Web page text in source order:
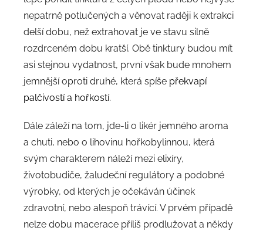
nepatrně potlučených a věnovat raději k extrakci
delší dobu, než extrahovat je ve stavu silně
rozdrceném dobu kratší. Obě tinktury budou mít
asi stejnou vydatnost, první však bude mnohem
jemnější oproti druhé, která spíše překvapí
palčivostí a hořkostí.
Dále záleží na tom, jde-li o likér jemného aroma
a chuti, nebo o lihovinu hořkobylinnou, která
svým charakterem náleží mezi elixíry,
životobudiče, žaludeční regulátory a podobné
výrobky, od kterých je očekáván účinek
zdravotní, nebo alespoň trávící. V prvém případě
nelze dobu macerace příliš prodlužovat a někdy